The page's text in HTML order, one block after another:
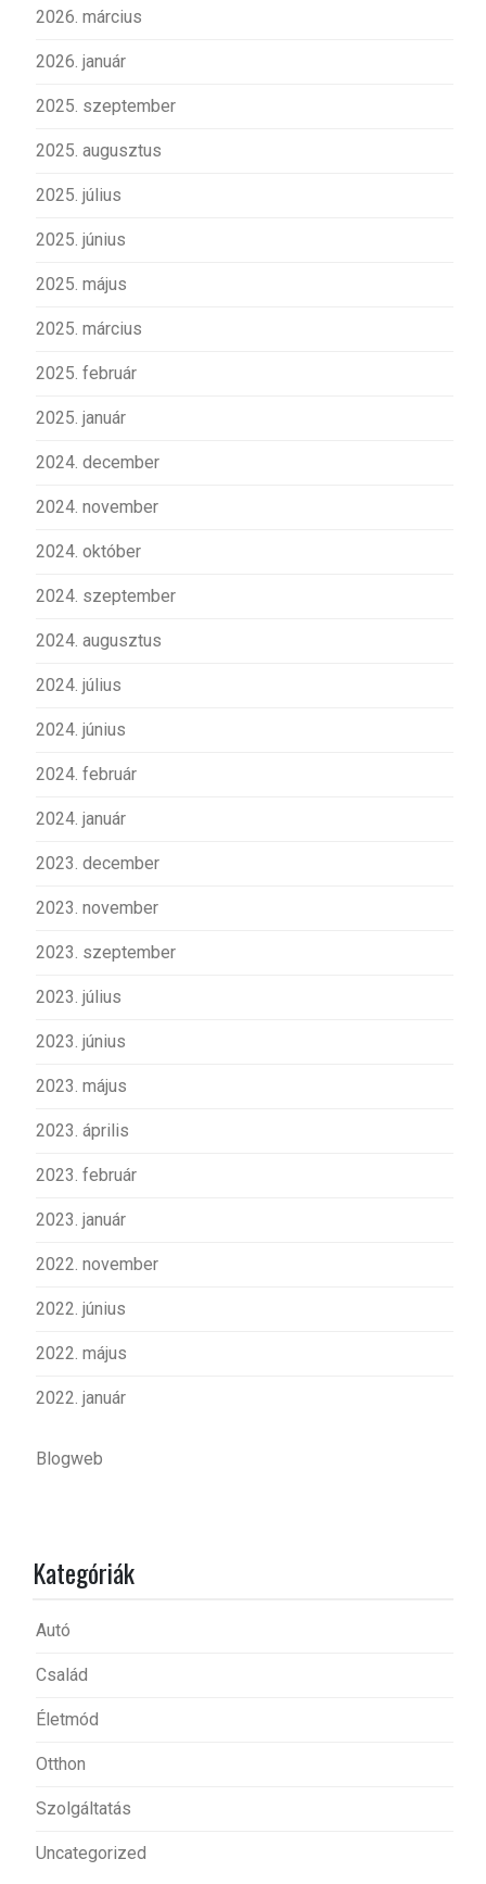
2026. március
2026. január
2025. szeptember
2025. augusztus
2025. július
2025. június
2025. május
2025. március
2025. február
2025. január
2024. december
2024. november
2024. október
2024. szeptember
2024. augusztus
2024. július
2024. június
2024. február
2024. január
2023. december
2023. november
2023. szeptember
2023. július
2023. június
2023. május
2023. április
2023. február
2023. január
2022. november
2022. június
2022. május
2022. január
Blogweb
Kategóriák
Autó
Család
Életmód
Otthon
Szolgáltatás
Uncategorized